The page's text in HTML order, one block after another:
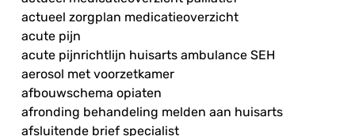
actueel zorgplan medicatieoverzicht
acute pijn
acute pijnrichtlijn huisarts ambulance SEH
aerosol met voorzetkamer
afbouwschema opiaten
afronding behandeling melden aan huisarts
afsluitende brief specialist